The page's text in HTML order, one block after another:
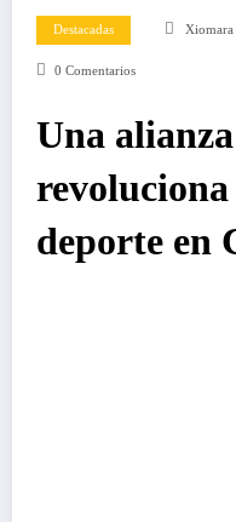
Destacadas Xiomara
0 Comentarios
Una
deporte en